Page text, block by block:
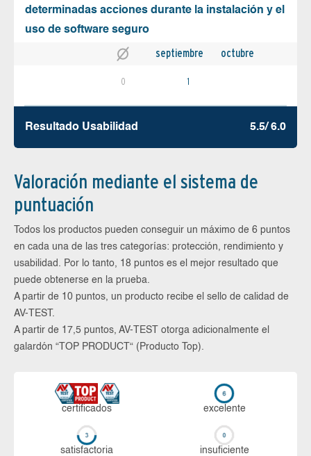
determinadas acciones durante la instalación y el
uso de software seguro
septiembre octubre
0 1
Resultado Usabilidad 5.5/ 6.0
Valoración mediante el sistema de
puntuación
Todos los productos pueden conseguir un máximo de 6 puntos
en cada una de las tres categorías: protección, rendimiento y
usabilidad. Por lo tanto, 18 puntos es el mejor resultado que
puede obtenerse en la prueba.
A partir de 10 puntos, un producto recibe el sello de calidad de
AV-TEST.
A partir de 17,5 puntos, AV-TEST otorga adicionalmente el
galardón “TOP PRODUCT“ (Producto Top).
certi­ficados ex­ce­len­te
sa­tis­fac­to­ria in­su­fi­cien­te